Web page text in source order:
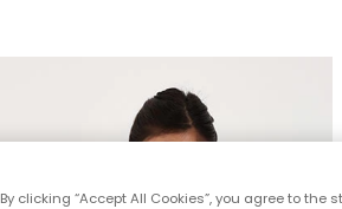
By clicking “Accept All Cookies”, you agree to